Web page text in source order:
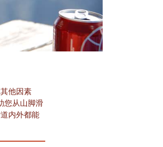
他因素
您从山脚滑
内外都能